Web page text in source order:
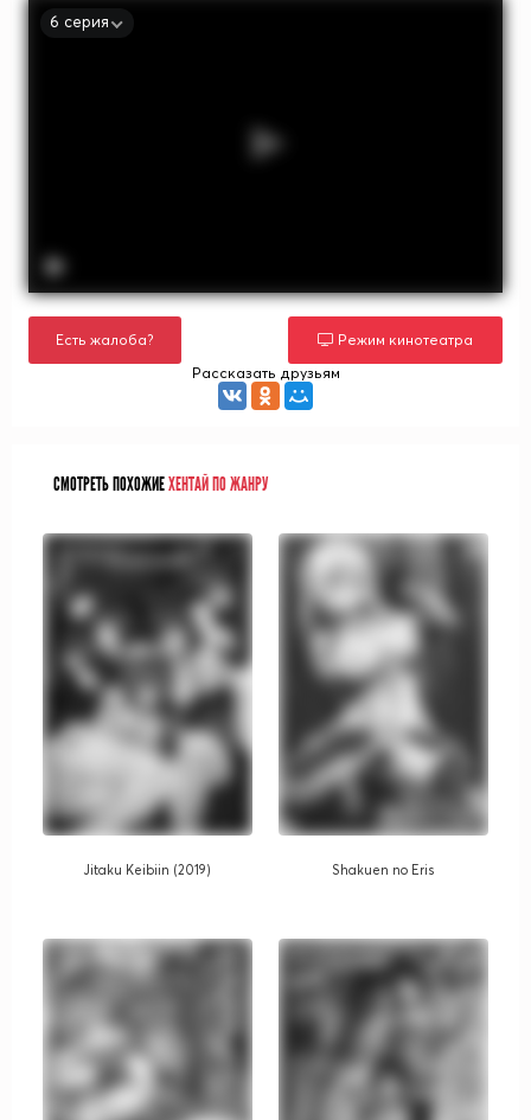
6 серия
Есть жалоба?
Режим кинотеатра
Рассказать друзьям
СМОТРЕТЬ ПОХОЖИЕХЕНТАЙ ПО ЖАНРУ
Jitaku Keibiin (2019) Shakuen no Eris